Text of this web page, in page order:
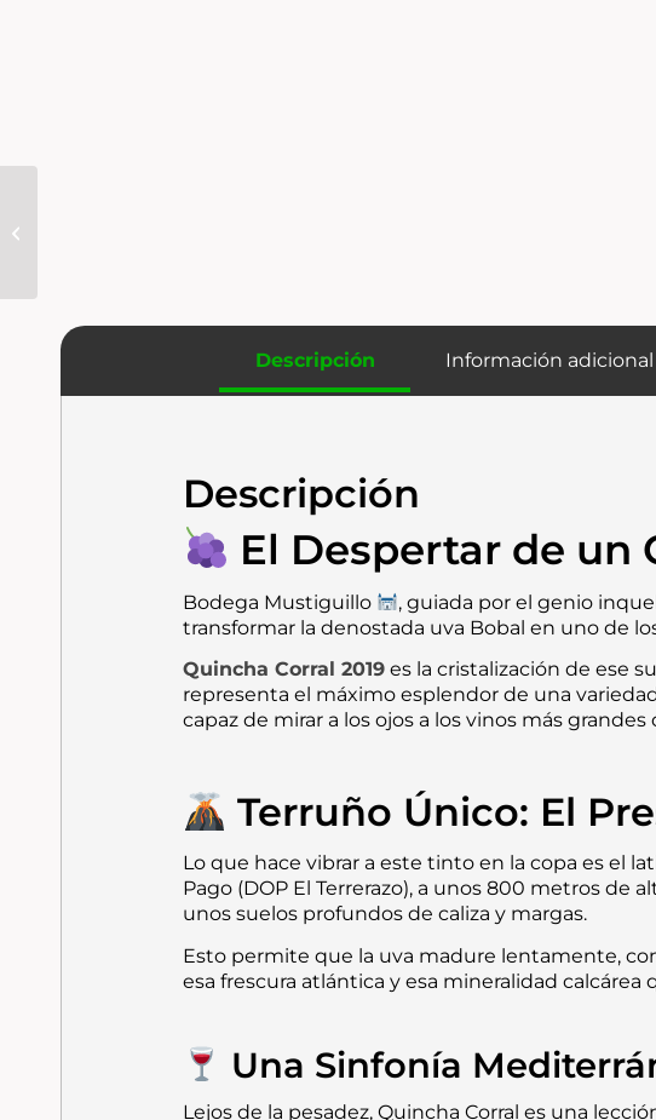
Descripción Información adicional
Descripción
El Despertar de un
Bodega Mustiguillo
, guiada por el genio
transformar la denostada uva Bobal en uno de
Quincha Corral 2019es la cristalización de ese
representa el máximo esplendor de una
capaz de mirar a los ojos a los vinos más
Terruño Único: El
Lo que hace vibrar a este tinto en la copa es el
Pago (DOP El Terrerazo), a unos 800 metros
unos suelos profundos de caliza y margas.
Esto permite que la uva madure lentamente,
esa frescura atlántica y esa mineralidad
Una Sinfonía
Lejos de la pesadez, Quincha Corral es una